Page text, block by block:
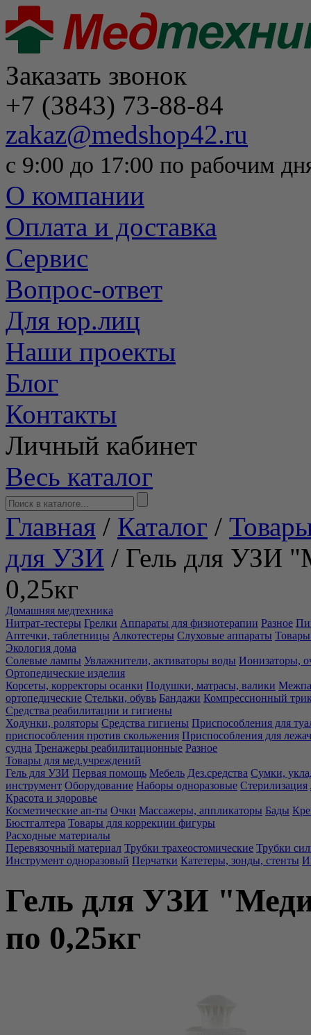
Заказать звонок
+7 (3843) 73-88-84
zakaz@medshop42.ru
с 9:00 до 17:00 по рабочим
О компании
Оплата и доставка
Сервис
Вопрос-ответ
Для юр.лиц
Наши проекты
Блог
Контакты
Личный кабинет
Весь каталог
Главная / Каталог /
для УЗИ / Гель для УЗИ
0,25кг
Домашняя медтехника
Нитрат-тестеры Грелки Аппараты для физиотерапии Разное
Аптечки, таблетницы Алкотестеры Слуховые аппараты Товары
Экология дома
Солевые лампы Увлажнители, активаторы воды Ионизаторы,
Ортопедические изделия
Корсеты, корректоры осанки Подушки, матрасы, валики
ортопедические Стельки, обувь Бандажи Компрессионный
Средства реабилитации и гигиены
Ходунки, роляторы Средства гигиены Приспособления для
приспособления против скольжения Приспособления для
судна Тренажеры реабилитационные Разное
Товары для мед.учреждений
Гель для УЗИ Первая помощь Мебель Дез.средства Сумки,
инструмент Оборудование Наборы одноразовые Стерилизация
Красота и здоровье
Косметические ап-ты Очки Массажеры, аппликаторы Бады
Бюстгалтера Товары для коррекции фигуры
Расходные материалы
Перевязочный материал Трубки трахеостомические Трубки
Инструмент одноразовый Перчатки Катетеры, зонды, стенты
Гель для УЗИ
по 0,25кг